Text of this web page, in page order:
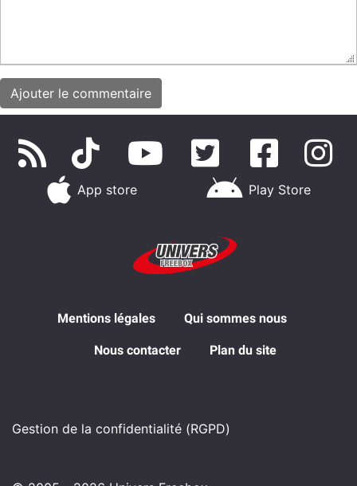
App store Play Store
Mentions légales Qui sommes nous
Nous contacter Plan du site
Gestion de la confidentialité (RGPD)